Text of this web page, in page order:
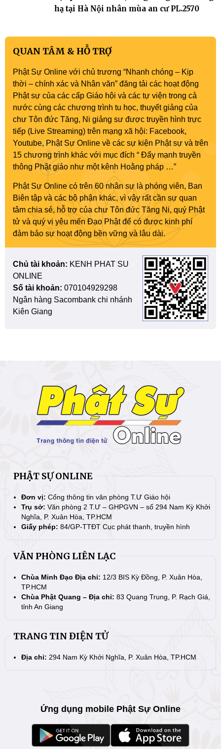
hạ tại Hà Nội nhân mùa an cư PL.2570
QUAN TÂM & HỖ TRỢ
Phật Sự Online với chủ trương “Nhanh chóng – Kịp
thời – chính xác và Nhân văn” đăng tải các hoạt động
Phật sự của các cấp Giáo hội và các tự viện trong cả
nước cùng các chương trình tu học, thuyết giảng của
chư Tôn đức Tăng, Ni giảng sư được truyền hình trực
tiếp (Live Streaming) trên mạng xã hội: Facebook,
Youtube, Phật Sự Online về các sự kiện Phật sự và trên
15 chương trình khác với mục đích “ Đẩy mạnh truyền
thông Phật giáo như một kênh Hoằng pháp …”
Phật Sự Online có trên 60 nhân sự là phóng viên, Ban
Biên tập và các bộ phận khác, vì vậy rất cần sự quan
tâm chia sẻ, hỗ trợ của chư Tôn đức Tăng Ni, quý Phật
tử và quý vị yêu mến Đạo Phật để có được kinh phí
đảm bảo sự hoạt động bền vững và lâu dài.
Chủ tài khoản: KENH PHAT SU
ONLINE
Số tài khoản: 070104929298
Ngân hàng Sacombank chi nhánh
Kiên Giang
PHẬT SỰ ONLINE
Đơn vị: Cổng thông tin văn phòng T.Ư Giáo hội
Trụ sở: Văn phòng 2 T.Ư – GHPGVN – số 294 Nam Kỳ Khởi
Nghĩa, P. Xuân Hòa, TP.HCM
Giấy phép: 84/GP-TTĐT Cục phát thanh, truyền hình
VĂN PHÒNG LIÊN LẠC
Chùa Minh Đạo Địa chỉ: 12/3 BIS Kỳ Đồng, P. Xuân Hòa,
TP.HCM
Chùa Phật Quang – Địa chỉ: 83 Quang Trung, P. Rạch Giá,
tỉnh An Giang
TRANG TIN ĐIỆN TỬ
Địa chỉ: 294 Nam Kỳ Khởi Nghĩa, P. Xuân Hòa, TP.HCM
Ứng dụng mobile Phật Sự Online